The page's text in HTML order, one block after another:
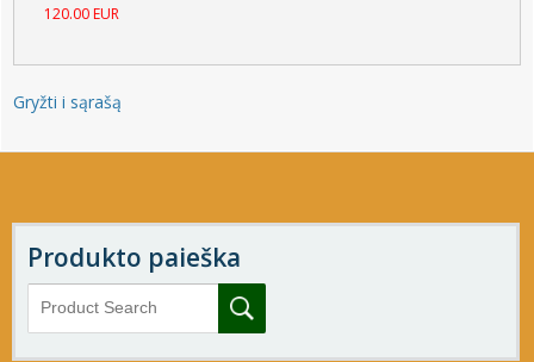
120.00 EUR
Gryžti i sąrašą
Produkto paieška